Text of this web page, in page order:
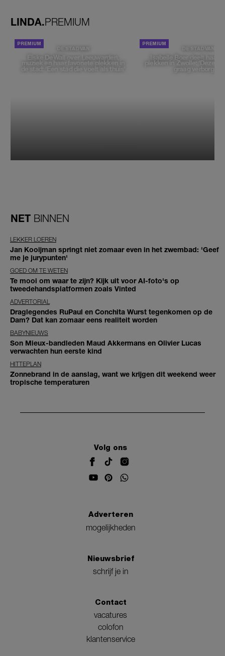
LINDA.PREMIUM
DE STAD VAN
Elske DeWall over Leeuwarden,
muziek en haar favoriete plekken in
de stad: 'Een stad die voelt als thuis'
DE STAD VAN
Isabelle Boer deelt haar
plekken in Zwolle: 'Deze
graag verborgen'
NET BINNEN
LEKKER LOEREN
Jan Kooijman springt niet zomaar even in het zwembad: 'Geef
me je jurypunten'
GOED OM TE WETEN
Te mooi om waar te zijn? Kijk uit voor AI-foto's op
tweedehandsplatformen zoals Vinted
ADVERTORIAL
Draglegendes RuPaul en Conchita Wurst tegenkomen op de
Dam? Dat kan zomaar eens realiteit worden
BABYNIEUWS
Son Mieux-bandleden Maud Akkermans en Olivier Lucas
verwachten hun eerste kind
HITTEPLAN
Zonnebrand in de aanslag, want we krijgen dit weekend weer
tropische temperaturen
Volg ons
Adverteren
mogelijkheden
Nieuwsbrief
schrijf je in
Contact
vacatures
colofon
klantenservice